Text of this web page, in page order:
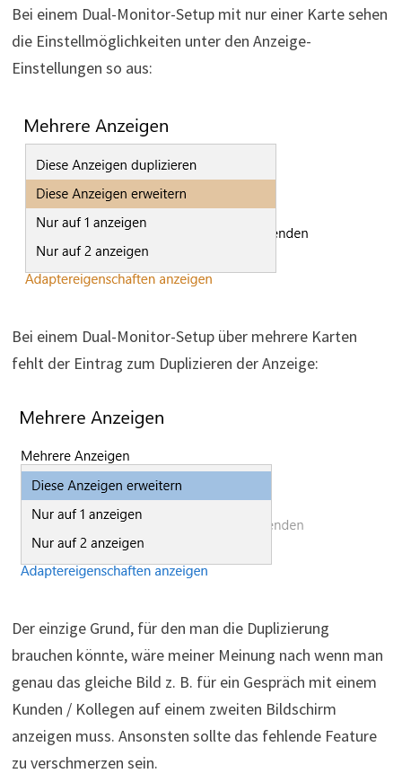
Bei einem Dual-Monitor-Setup mit nur einer Karte sehen
die Einstellmöglichkeiten unter den Anzeige-
Einstellungen so aus:
Bei einem Dual-Monitor-Setup über mehrere Karten
fehlt der Eintrag zum Duplizieren der Anzeige:
Der einzige Grund, für den man die Duplizierung
brauchen könnte, wäre meiner Meinung nach wenn man
genau das gleiche Bild z. B. für ein Gespräch mit einem
Kunden / Kollegen auf einem zweiten Bildschirm
anzeigen muss. Ansonsten sollte das fehlende Feature
zu verschmerzen sein.